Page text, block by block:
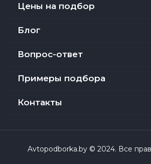
Цены на подбор
Блог
Вопрос-ответ
Примеры подбора
Контакты
Avtopodborka.by © 2024. Все